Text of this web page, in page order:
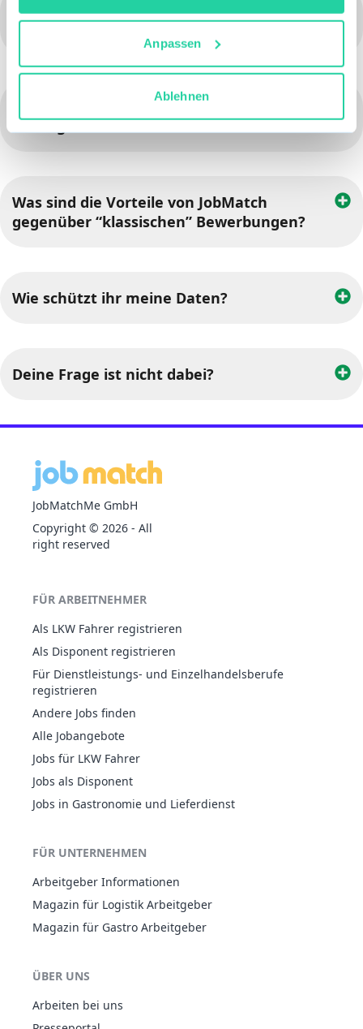
Anpassen
Ablehnen
Muss ich Bewerbungsunterlagen an
Was passiert, wenn mein Profil beim
Arbeitgeber kein Interesse weckt?
Was sind die Vorteile von JobMatch
gegenüber “klassischen” Bewerbungen?
Wie schützt ihr meine Daten?
Deine Frage ist nicht dabei?
JobMatchMe GmbH
Copyright © 2026 - All
right reserved
FÜR ARBEITNEHMER
Als LKW Fahrer registrieren
Als Disponent registrieren
Für Dienstleistungs- und Einzelhandelsberufe
registrieren
Andere Jobs finden
Alle Jobangebote
Jobs für LKW Fahrer
Jobs als Disponent
Jobs in Gastronomie und Lieferdienst
FÜR UNTERNEHMEN
Arbeitgeber Informationen
Magazin für Logistik Arbeitgeber
Magazin für Gastro Arbeitgeber
ÜBER UNS
Arbeiten bei uns